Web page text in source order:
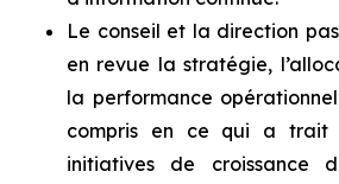
Le conseil et la direction
en revue la stratégie,
la performance
compris en ce qui a
initiatives de croissance